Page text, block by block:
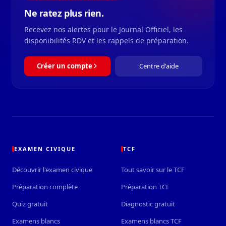
Ne ratez plus rien.
Recevez nos alertes pour le Journal Officiel, les
disponibilités RDV et les rappels de préparation.
Créer un compte Centre d'aide
EXAMEN CIVIQUE
Découvrir l'examen civique
Préparation complète
Quiz gratuit
Examens blancs
TCF
Tout savoir sur le TCF
Préparation TCF
Diagnostic gratuit
Examens blancs TCF